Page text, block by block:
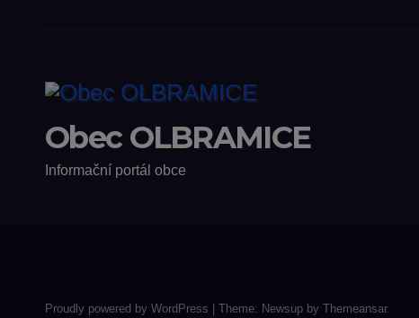
Obec OLBRAMICE
Informační portál obce
Proudly powered by WordPress Theme: Newsup by Themeansar.